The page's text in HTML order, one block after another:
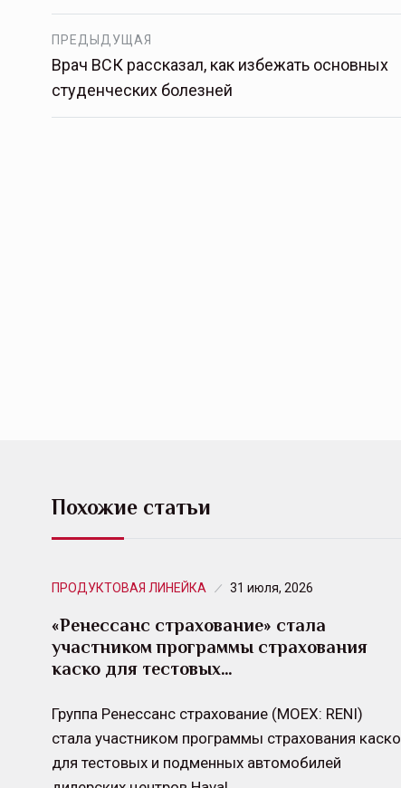
ПРЕДЫДУЩАЯ
Врач ВСК рассказал, как избежать основных
студенческих болезней
Похожие статьи
ПРОДУКТОВАЯ ЛИНЕЙКА 31 июля, 2026
«Ренессанс страхование» стала
участником программы страхования
каско для тестовых…
Группа Ренессанс страхование (MOEX: RENI)
стала участником программы страхования каско
для тестовых и подменных автомобилей